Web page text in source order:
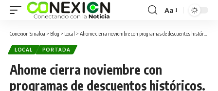
Aa
Conexion Sinaloa > Blog > Local > Ahome cierra noviembre con programas de descuentos históricos.
LOCAL PORTADA
Ahome cierra noviembre con
programas de descuentos históricos.